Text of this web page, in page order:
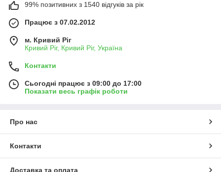
99% позитивних з 1540 відгуків за рік
Працює з 07.02.2012
м. Кривий Ріг
Кривий Ріг, Кривий Ріг, Україна
Контакти
Сьогодні працює з 09:00 до 17:00
Показати весь графік роботи
Про нас
Контакти
Доставка та оплата